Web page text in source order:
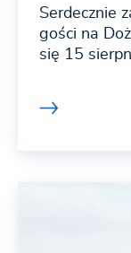
Serdecznie
gości na
się 15